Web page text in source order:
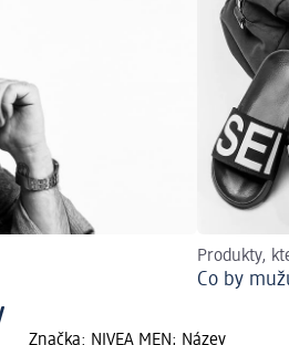
Produkty,
Co by
Značka: NIVEA MEN; Název